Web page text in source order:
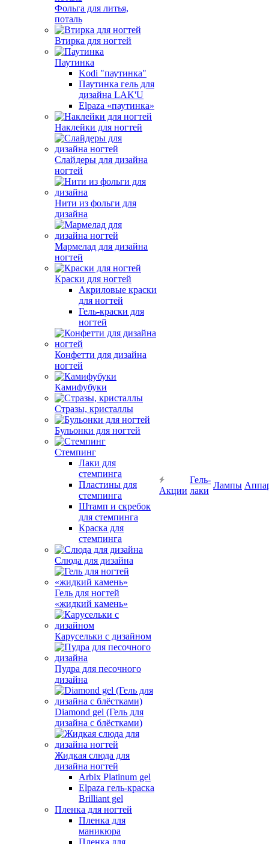
Фольга для литья,
поталь
Втирка для ногтей
Паутинка
Kodi "паутинка"
Паутинка гель для
дизайна LAK'U
Elpaza «паутинка»
Наклейки для ногтей
Слайдеры для дизайна
ногтей
Нити из фольги для
дизайна
Мармелад для дизайна
ногтей
Краски для ногтей
Акриловые краски
для ногтей
Гель-краски для
ногтей
Конфетти для дизайна
ногтей
Камифубуки
Стразы, кристаллы
Бульонки для ногтей
Стемпинг
Лаки для
стемпинга
Пластины для
стемпинга
Штамп и скребок
для стемпинга
Краска для
стемпинга
Слюда для дизайна
Гель для ногтей
«жидкий камень»
Карусельки с дизайном
Пудра для песочного
дизайна
Diamond gel (Гель для
дизайна с блёстками)
Жидкая слюда для
дизайна ногтей
Arbix Platinum gel
Elpaza гель-краска
Brilliant gel
Пленка для ногтей
Пленка для
маникюра
Пленка для
Акции
Гель-
лаки
Лампы